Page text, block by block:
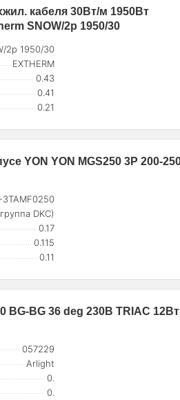
кабеля 30Вт/м 1950Вт
SNOW/2p 1950/30
2p 1950/30
EXTHERM
0.43
0.41
0.21
YON YON MGS250 3P 200-
3TAMF0250
DKC)
0.17
0.115
0.11
BG-BG 36 deg 230В TRIAC 12Вт
057229
Arlight
0.
0.